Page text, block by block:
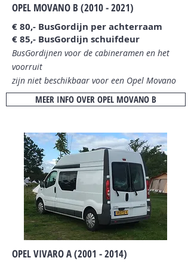
OPEL MOVANO B (2010 - 2021)
€ 80,- BusGordijn per achterraam
€ 85,- BusGordijn schuifdeur
BusGordijnen voor de cabineramen en het
voorruit
zijn niet beschikbaar voor een Opel Movano
MEER INFO OVER OPEL MOVANO B
OPEL VIVARO A(2001 - 2014)